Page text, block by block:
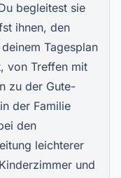
begleitest sie
ihnen, den
Tagesplan
von Treffen mit
zu der Gute-
der Familie
den
leichterer
und